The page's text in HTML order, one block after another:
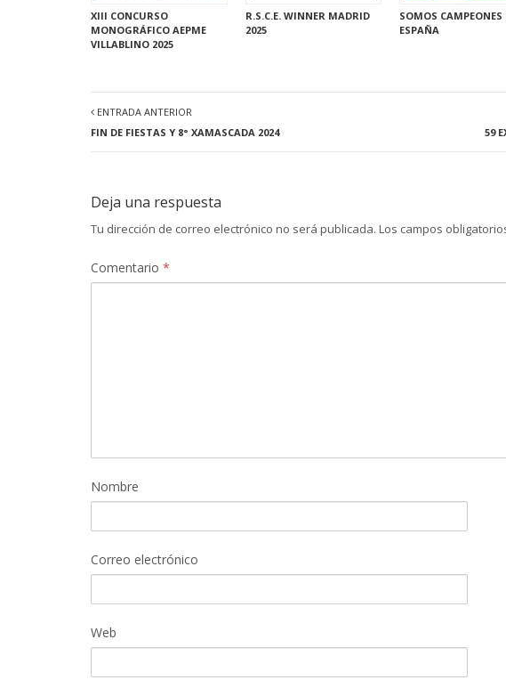
XIII CONCURSO
MONOGRÁFICO AEPME
VILLABLINO 2025
R.S.C.E. WINNER MADRID
2025
SOMOS CAMPEONES
ESPAÑA
ENTRADA ANTERIOR
FIN DE FIESTAS Y 8° XAMASCADA 2024
59
Deja una respuesta
Tu dirección de correo electrónico no será publicada. Los campos
Comentario *
Nombre
Correo electrónico
Web